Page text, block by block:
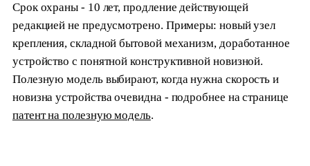
Срок охраны - 10 лет, продление действующей
редакцией не предусмотрено. Примеры: новый узел
крепления, складной бытовой механизм, доработанное
устройство с понятной конструктивной новизной.
Полезную модель выбирают, когда нужна скорость и
новизна устройства очевидна - подробнее на странице
патент на полезную модель.